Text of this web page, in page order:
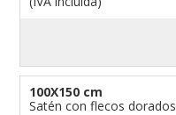
100X150 cm
Satén con flecos dorados